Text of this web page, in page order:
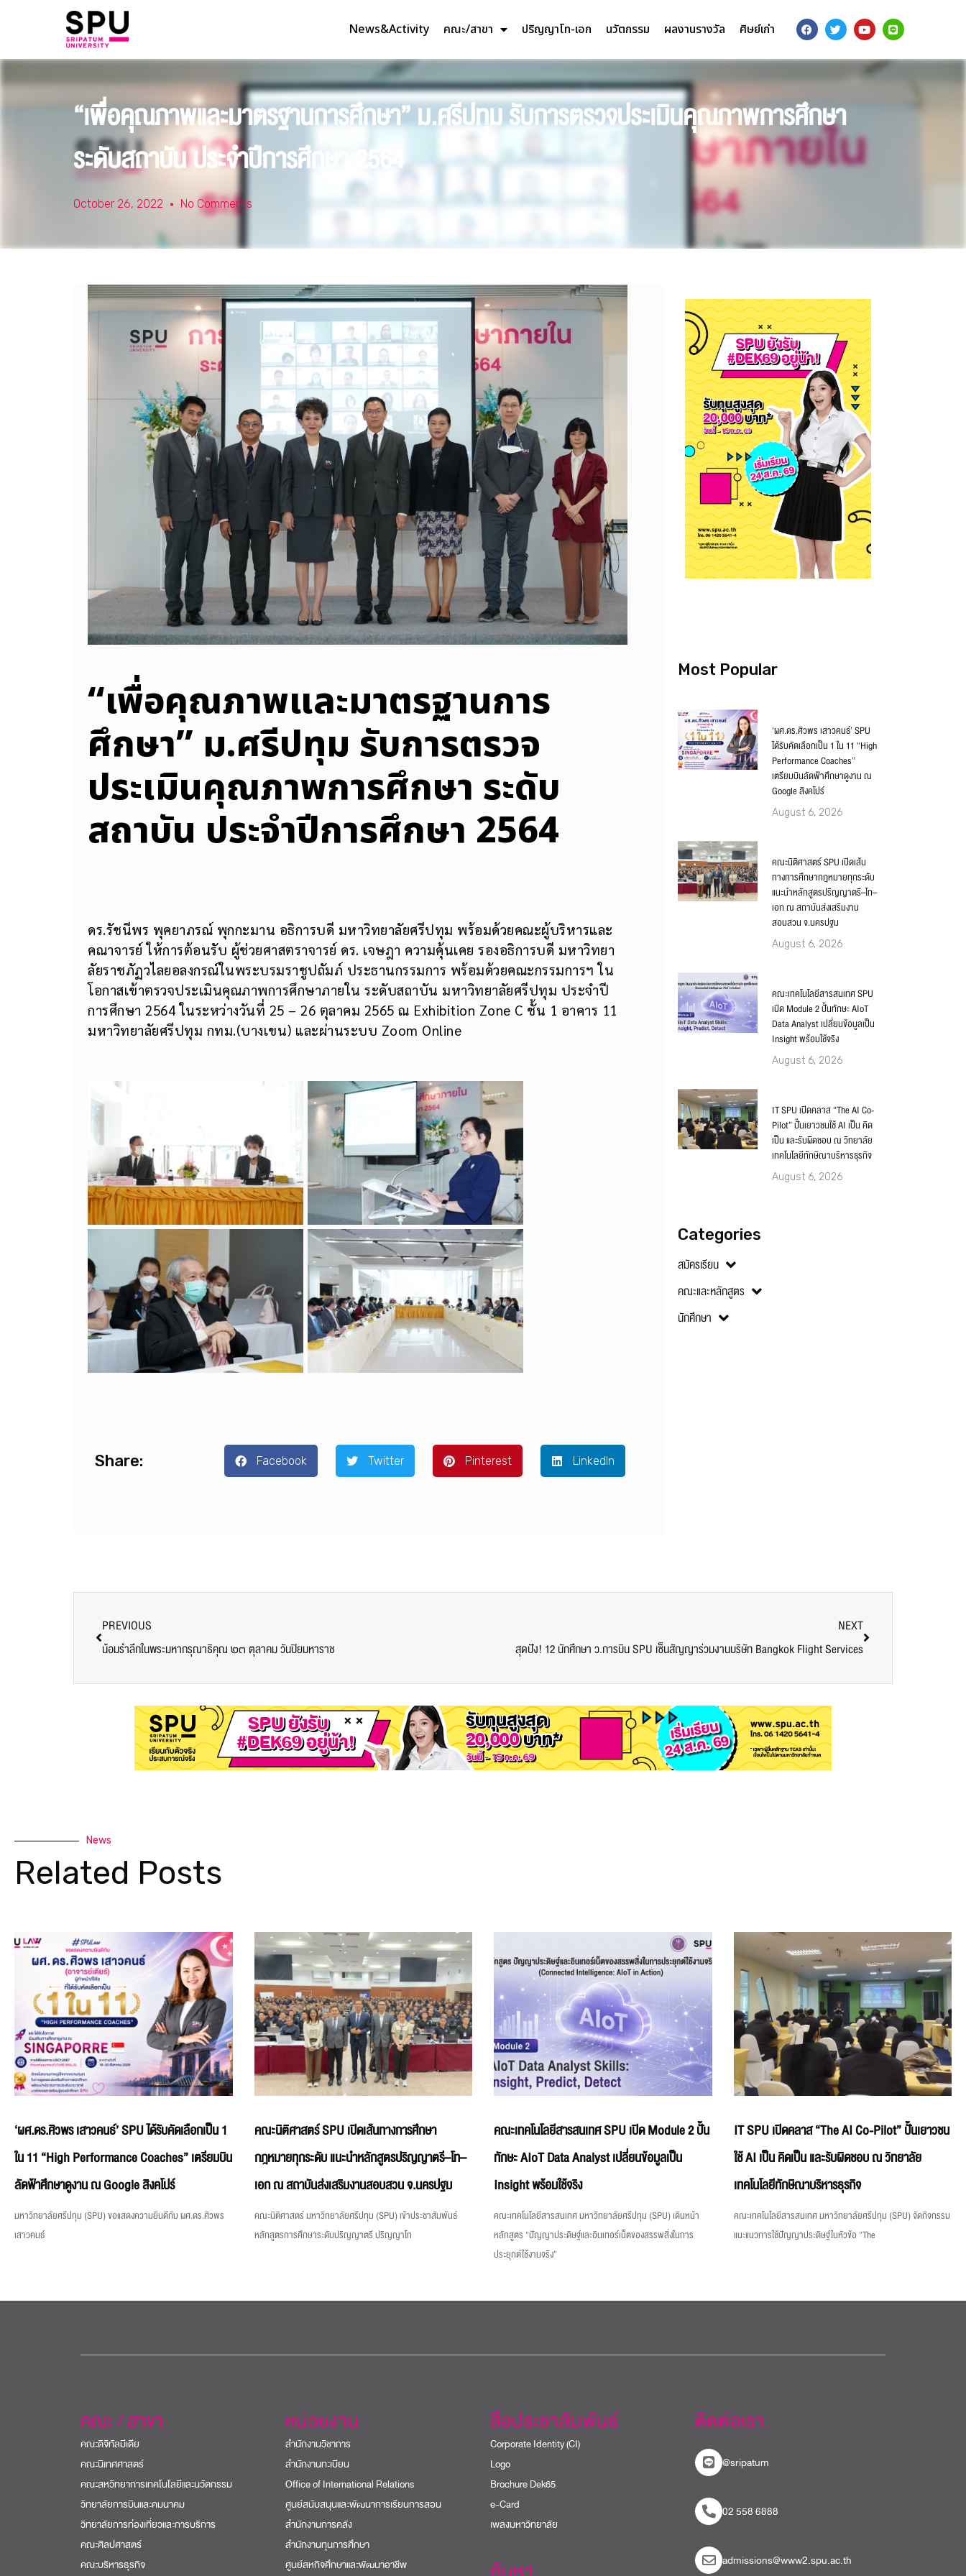
News&Activity คณะ/สาขา ปริญญาโท-เอก นวัตกรรม ผลงานรางวัล ศิษย์เก่า
“เพื่อคุณภาพและมาตรฐานการศึกษา” ม.ศรีปทุม รับการตรวจประเมินคุณภาพการศึกษา
ระดับสถาบัน ประจำปีการศึกษา 2564
October 26, 2022 No Comments
“เพื่อคุณภาพและมาตรฐานการ
ศึกษา” ม.ศรีปทุม รับการตรวจ
ประเมินคุณภาพการศึกษา ระดับ
สถาบัน ประจำปีการศึกษา 2564
ดร.รัชนีพร พุคยาภรณ์ พุกกะมาน อธิการบดี มหาวิทยาลัยศรีปทุม พร้อมด้วยคณะผู้บริหารและ
คณาจารย์ ให้การต้อนรับ ผู้ช่วยศาสตราจารย์ ดร. เจษฎา ความคุ้นเคย รองอธิการบดี มหาวิทยา
ลัยราชภัฏวไลยอลงกรณ์ในพระบรมราชูปถัมภ์ ประธานกรรมการ พร้อมด้วยคณะกรรมการฯ ใน
โอกาสเข้าตรวจประเมินคุณภาพการศึกษาภายใน ระดับสถาบัน มหาวิทยาลัยศรีปทุม ประจำปี
การศึกษา 2564 ในระหว่างวันที่ 25 – 26 ตุลาคม 2565 ณ Exhibition Zone C ชั้น 1 อาคาร 11
มหาวิทยาลัยศรีปทุม กทม.(บางเขน) และผ่านระบบ Zoom Online
Share: Facebook Twitter Pinterest LinkedIn
Most Popular
‘ผศ.ดร.ศิวพร เสาวคนธ์’ SPU
ได้รับคัดเลือกเป็น 1 ใน 11 “High
Performance Coaches”
เตรียมบินลัดฟ้าศึกษาดูงาน ณ
Google สิงคโปร์
August 6, 2026
คณะนิติศาสตร์ SPU เปิดเส้น
ทางการศึกษากฎหมายทุกระดับ
แนะนำหลักสูตรปริญญาตรี–โท–
เอก ณ สถาบันส่งเสริมงาน
สอบสวน จ.นครปฐม
August 6, 2026
คณะเทคโนโลยีสารสนเทศ SPU
เปิด Module 2 ปั้นทักษะ AIoT
Data Analyst เปลี่ยนข้อมูลเป็น
Insight พร้อมใช้จริง
August 6, 2026
IT SPU เปิดคลาส “The AI Co-
Pilot” ปั้นเยาวชนใช้ AI เป็น คิด
เป็น และรับผิดชอบ ณ วิทยาลัย
เทคโนโลยีทักษิณาบริหารธุรกิจ
August 6, 2026
Categories
สมัครเรียน
คณะและหลักสูตร
นักศึกษา
PREVIOUS
น้อมรำลึกในพระมหากรุณาธิคุณ ๒๓ ตุลาคม วันปิยมหาราช
NEXT
สุดปัง! 12 นักศึกษา ว.การบิน SPU เซ็นสัญญาร่วมงานบริษัท Bangkok Flight Services
News
Related Posts
‘ผศ.ดร.ศิวพร เสาวคนธ์’ SPU ได้รับคัดเลือกเป็น 1
ใน 11 “High Performance Coaches” เตรียมบิน
ลัดฟ้าศึกษาดูงาน ณ Google สิงคโปร์
มหาวิทยาลัยศรีปทุม (SPU) ขอแสดงความยินดีกับ ผศ.ดร.ศิวพร
เสาวคนธ์
คณะนิติศาสตร์ SPU เปิดเส้นทางการศึกษา
กฎหมายทุกระดับ แนะนำหลักสูตรปริญญาตรี–โท–
เอก ณ สถาบันส่งเสริมงานสอบสวน จ.นครปฐม
คณะนิติศาสตร์ มหาวิทยาลัยศรีปทุม (SPU) เข้าประชาสัมพันธ์
หลักสูตรการศึกษาระดับปริญญาตรี ปริญญาโท
คณะเทคโนโลยีสารสนเทศ SPU เปิด Module 2 ปั้น
ทักษะ AIoT Data Analyst เปลี่ยนข้อมูลเป็น
Insight พร้อมใช้จริง
คณะเทคโนโลยีสารสนเทศ มหาวิทยาลัยศรีปทุม (SPU) เดินหน้า
หลักสูตร “ปัญญาประดิษฐ์และอินเทอร์เน็ตของสรรพสิ่งในการ
ประยุกต์ใช้งานจริง”
IT SPU เปิดคลาส “The AI Co-Pilot” ปั้นเยาวชน
ใช้ AI เป็น คิดเป็น และรับผิดชอบ ณ วิทยาลัย
เทคโนโลยีทักษิณาบริหารธุรกิจ
คณะเทคโนโลยีสารสนเทศ มหาวิทยาลัยศรีปทุม (SPU) จัดกิจกรรม
แนะแนวการใช้ปัญญาประดิษฐ์ในหัวข้อ “The
คณะ / สาขา
คณะดิจิทัลมีเดีย
คณะนิเทศศาสตร์
คณะสหวิทยาการเทคโนโลยีและนวัตกรรม
วิทยาลัยการบินและคมนาคม
วิทยาลัยการท่องเที่ยวและการบริการ
คณะศิลปศาสตร์
คณะบริหารธุรกิจ
หน่วยงาน
สำนักงานวิชาการ
สำนักงานทะเบียน
Office of International Relations
ศูนย์สนับสนุนและพัฒนาการเรียนการสอน
สำนักงานการคลัง
สำนักงานทุนการศึกษา
ศูนย์สหกิจศึกษาและพัฒนาอาชีพ
สื่อประชาสัมพันธ์
Corporate Identity (CI)
Logo
Brochure Dek65
e-Card
เพลงมหาวิทยาลัย
ติดต่อเรา
@sripatum
02 558 6888
admissions@www2.spu.ac.th